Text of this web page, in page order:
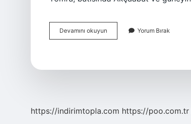
Devamını okuyun Trabzon
Kaç
Yorum Bırak
https://indirimtopla.com https://poo.com.tr